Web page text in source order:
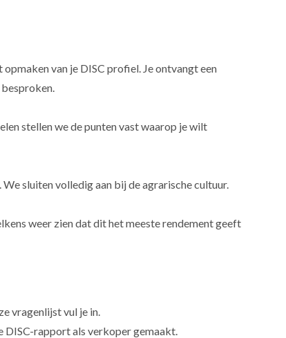
van je DISC profiel. Je ontvangt een
stellen we de punten vast waarop je wilt
sluiten volledig aan bij de agrarische cultuur.
weer zien dat dit het meeste rendement geeft
vragenlijst vul je in.
DISC-rapport als verkoper gemaakt.